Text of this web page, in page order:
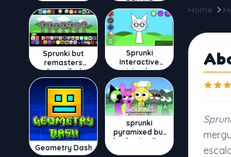
DELUXE
Sprunki but
remasters
Cancelled
Sprunki
Interactive
Wenda
Geometry Dash
sprunki
pyramixed but
broker is alive
Home